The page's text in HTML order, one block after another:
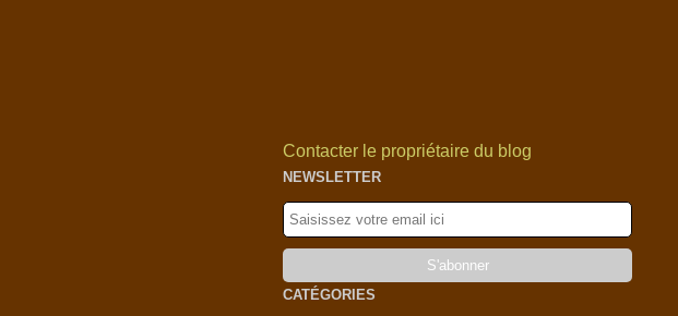
Contacter le propriétaire du blog
NEWSLETTER
CATÉGORIES